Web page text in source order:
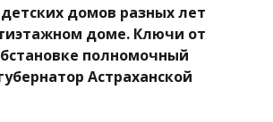
домов разных лет
доме. Ключи от
полномочный
Астраханской